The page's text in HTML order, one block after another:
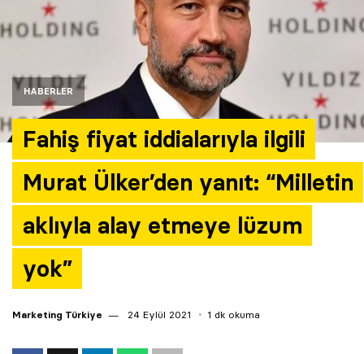
HABERLER
Fahiş fiyat iddialarıyla ilgili
Murat Ülker’den yanıt: “Milletin
aklıyla alay etmeye lüzum
yok”
Marketing Türkiye 24 Eylül 2021 1 dk okuma